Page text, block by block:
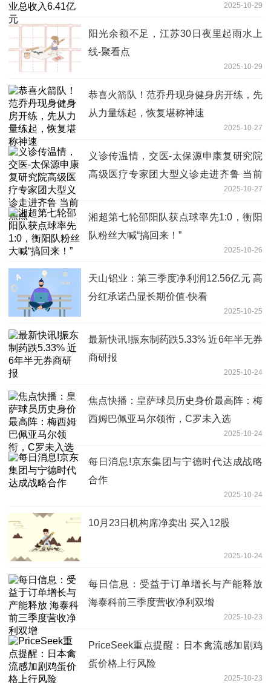
2025-10-29
阳光余额不足，江苏30日夜里起雨水上
线-聚看点
2025-10-29
恭喜火箭队！范乔丹现身健身房开练，先
从力量练起，恢复堪称神速
2025-10-27
义诊传温情，交医-太保源申康复研究院
高级医疗专家团大型义诊走进齐鲁 当前
2025-10-27
湘超第七轮邵阳队获点球率先1:0，衡阳
队粉丝大喊“搞回来！”
2025-10-26
天山铝业：第三季度净利润12.56亿元 高
分红承诺凸显长期价值-快看
2025-10-25
最新快讯!振东制药跌5.33% 近6年半无券
商研报
2025-10-24
焦点快播：皇萨球员历史身价最高阵：梅
西姆巴佩亚马尔领衔，C罗未入选
2025-10-24
每日消息!京东集团与宁德时代达成战略
合作
2025-10-24
10月23日机构席净卖出 买入12股
2025-10-24
每日信息：受益于订单增长与产能释放
海泰科前三季度营收净利双增
2025-10-23
PriceSeek重点提醒：日本禽流感加剧鸡
蛋价格上行风险
2025-10-23